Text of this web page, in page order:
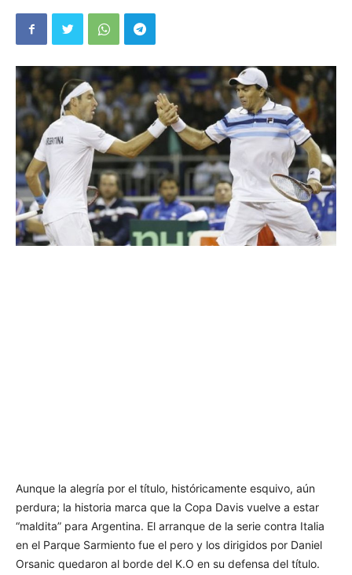
Aunque la alegría por el título, históricamente esquivo, aún
perdura; la historia marca que la Copa Davis vuelve a estar
“maldita” para Argentina. El arranque de la serie contra Italia
en el Parque Sarmiento fue el pero y los dirigidos por Daniel
Orsanic quedaron al borde del K.O en su defensa del título.